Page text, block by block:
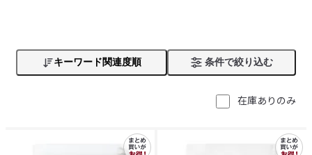
ア キーワード関連度順 条件で絞り込む
在庫ありのみ